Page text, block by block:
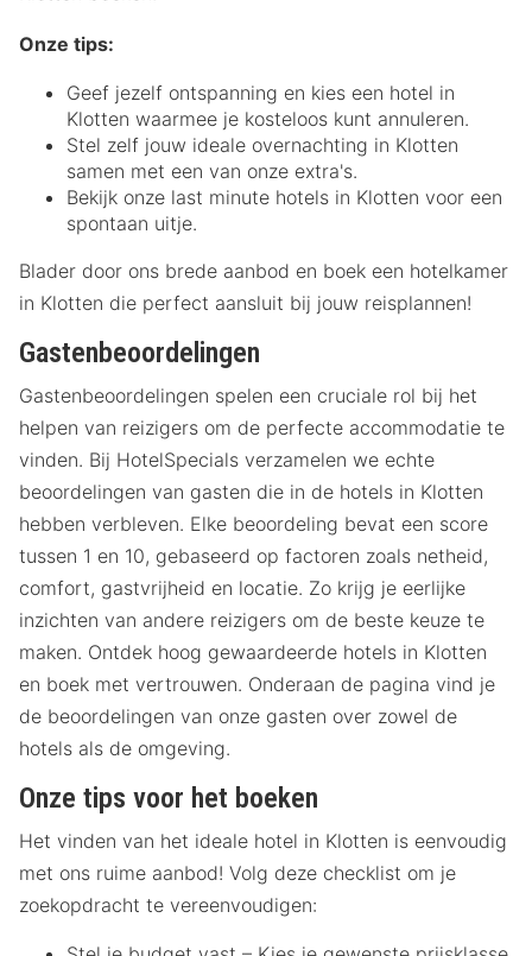
Onze tips:
Geef jezelf ontspanning en kies een hotel in
Klotten waarmee je kosteloos kunt annuleren.
Stel zelf jouw ideale overnachting in Klotten
samen met een van onze extra's.
Bekijk onze last minute hotels in Klotten voor een
spontaan uitje.
Blader door ons brede aanbod en boek een hotelkamer
in Klotten die perfect aansluit bij jouw reisplannen!
Gastenbeoordelingen
Gastenbeoordelingen spelen een cruciale rol bij het
helpen van reizigers om de perfecte accommodatie te
vinden. Bij HotelSpecials verzamelen we echte
beoordelingen van gasten die in de hotels in Klotten
hebben verbleven. Elke beoordeling bevat een score
tussen 1 en 10, gebaseerd op factoren zoals netheid,
comfort, gastvrijheid en locatie. Zo krijg je eerlijke
inzichten van andere reizigers om de beste keuze te
maken. Ontdek hoog gewaardeerde hotels in Klotten
en boek met vertrouwen. Onderaan de pagina vind je
de beoordelingen van onze gasten over zowel de
hotels als de omgeving.
Onze tips voor het boeken
Het vinden van het ideale hotel in Klotten is eenvoudig
met ons ruime aanbod! Volg deze checklist om je
zoekopdracht te vereenvoudigen: